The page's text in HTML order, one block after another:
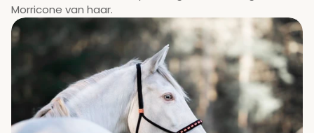
Morricone van haar.